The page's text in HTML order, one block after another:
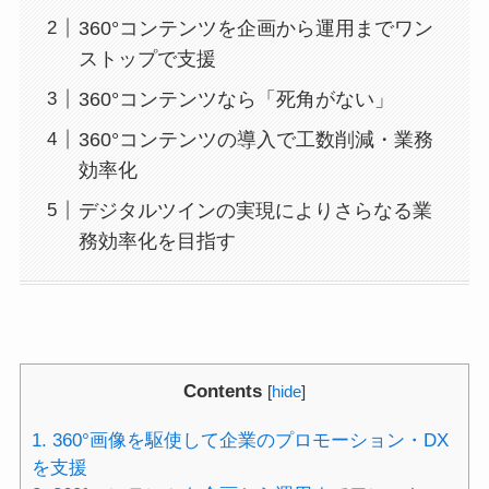
360°コンテンツを企画から運用までワン
ストップで支援
360°コンテンツなら「死角がない」
360°コンテンツの導入で工数削減・業務
効率化
デジタルツインの実現によりさらなる業
務効率化を目指す
Contents [hide]
1. 360°画像を駆使して企業のプロモーション・DX
を支援